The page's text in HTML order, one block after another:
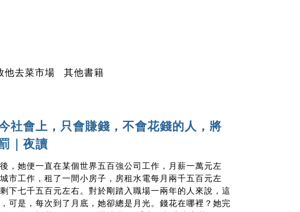
他去菜市場 其他書籍
社會上，只會賺錢，不會花錢的人，將
｜夜讀
，她便一直在某個世界五百強公司工作，月薪一萬元左
市工作，租了一間小房子，房租水電每月兩千五百元左
下七千五百元左右。對於剛踏入職場一兩年的人來說，這
可是，每次到了月底，她卻總是月光。錢花在哪裡？她完